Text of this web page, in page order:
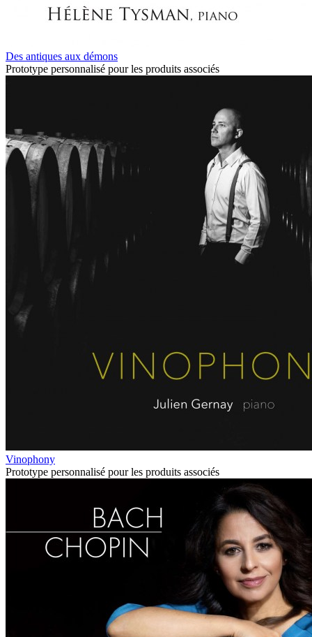
Des antiques aux démons
Prototype personnalisé pour les produits associés
Vinophony
Prototype personnalisé pour les produits associés